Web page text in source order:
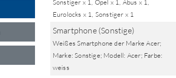
Sonstiger x 1, Opel x 1, Abus x 1,
Eurolocks x 1, Sonstiger x 1
Smartphone (Sonstige)
Weißes Smartphone der Marke Acer;
Marke: Sonstige; Modell: Acer; Farbe:
weiss